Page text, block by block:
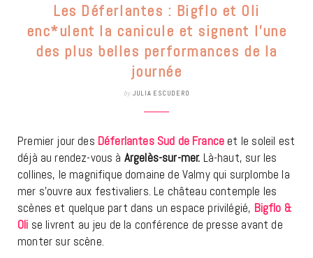
Les Déferlantes : Bigflo et Oli
enc*ulent la canicule et signent l’une
des plus belles performances de la
journée
by JULIA ESCUDERO
Premier jour des Déferlantes Sud de France et le soleil est
déjà au rendez-vous à Argelès-sur-mer. Là-haut, sur les
collines, le magnifique domaine de Valmy qui surplombe la
mer s’ouvre aux festivaliers. Le château contemple les
scènes et quelque part dans un espace privilégié, Bigflo &
Oli se livrent au jeu de la conférence de presse avant de
monter sur scène.